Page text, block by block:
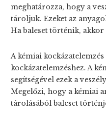
meghatározza, hogy a
tároljuk. Ezeket az
Ha baleset történik,
A kémiai
kockázatelemzéshez. A
segítségével ezek a
Megelőzi, hogy a kémiai
tárolásából baleset